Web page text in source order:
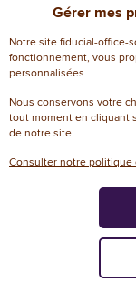
Gérer mes
Notre site fiducial-office-
fonctionnement, vous
personnalisées.
Nous conservons votre
tout moment en cliquant
de notre site.
Consulter notre politique